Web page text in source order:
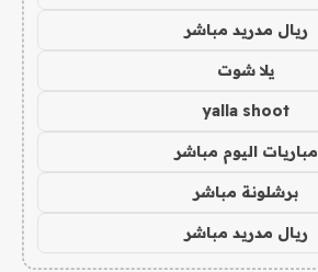
ريال مدريد مباشر
يلا شوت
yalla shoot
مباريات اليوم مباشر
برشلونة مباشر
ريال مدريد مباشر